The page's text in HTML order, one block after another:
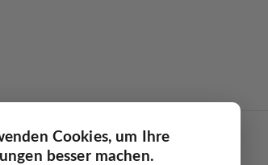
Cookies, um Ihre
besser machen.